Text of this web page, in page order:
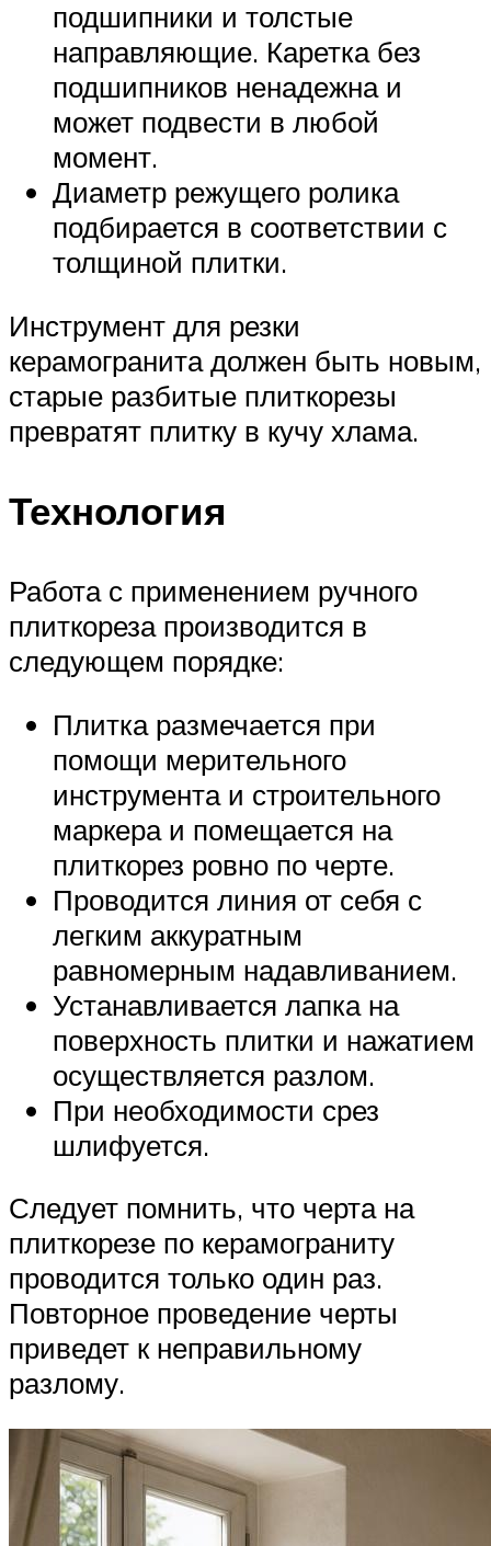
подшипники и толстые
направляющие. Каретка без
подшипников ненадежна и
может подвести в любой
момент.
Диаметр режущего ролика
подбирается в соответствии с
толщиной плитки.
Инструмент для резки
керамогранита должен быть новым,
старые разбитые плиткорезы
превратят плитку в кучу хлама.
Технология
Работа с применением ручного
плиткореза производится в
следующем порядке:
Плитка размечается при
помощи мерительного
инструмента и строительного
маркера и помещается на
плиткорез ровно по черте.
Проводится линия от себя с
легким аккуратным
равномерным надавливанием.
Устанавливается лапка на
поверхность плитки и нажатием
осуществляется разлом.
При необходимости срез
шлифуется.
Следует помнить, что черта на
плиткорезе по керамограниту
проводится только один раз.
Повторное проведение черты
приведет к неправильному
разлому.